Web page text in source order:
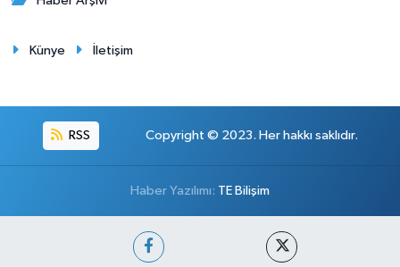
Künye İletişim
RSS Copyright © 2023. Her hakkı saklıdır.
Haber Yazılımı: TE Bilişim